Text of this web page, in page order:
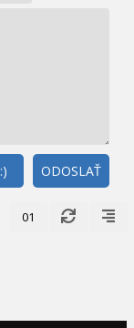
ODOSLAŤ
:)
01